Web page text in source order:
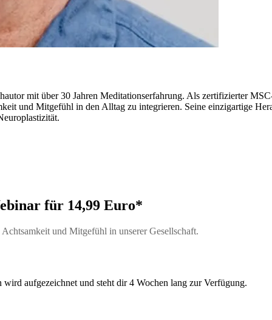
mit über 30 Jahren Meditationserfahrung. Als zertifizierter
und Mitgefühl in den Alltag zu integrieren. Seine einzigartige
für 14,99 Euro*
und Mitgefühl in unserer Gesellschaft.
aufgezeichnet und steht dir 4 Wochen lang zur Verfügung.